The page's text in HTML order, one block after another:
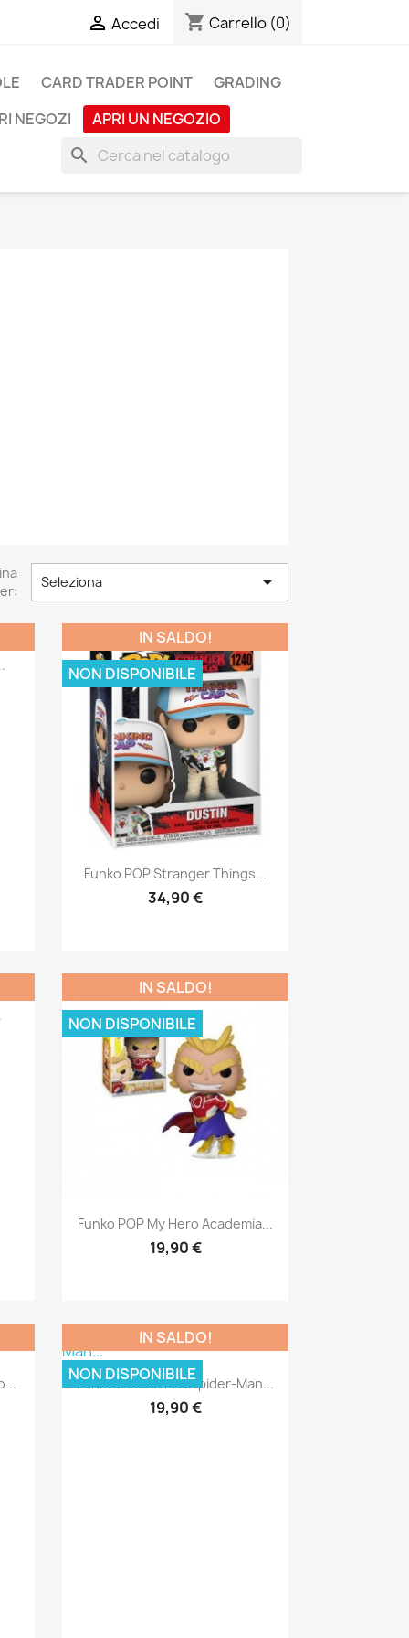
 Accedi shopping_cart Carrello (0)
CARD TRADER POINT
GRADING
NEGOZI APRI UN NEGOZIO
search
Seleziona 
Anteprima
Funko POP Stranger Things...
34,90 €
IN SALDO!
NON DISPONIBILE
Anteprima
Funko POP My Hero Academia...
19,90 €
IN SALDO!
NON DISPONIBILE
Anteprima
Funko POP Marvel Spider-Man...
19,90 €
IN SALDO!
NON DISPONIBILE